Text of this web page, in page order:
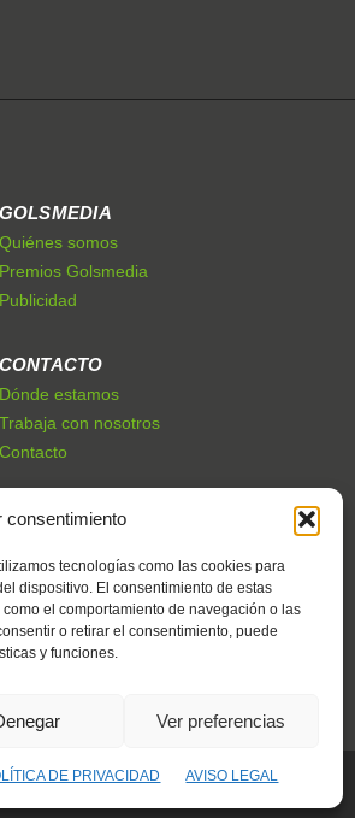
consentimiento
tecnologías como las cookies para
dispositivo. El consentimiento de estas
el comportamiento de navegación o las
o retirar el consentimiento, puede
y funciones.
Ver preferencias
DE PRIVACIDAD AVISO LEGAL
GOLSMEDIA
Quiénes somos
Premios Golsmedia
Publicidad
CONTACTO
Dónde estamos
Trabaja con nosotros
Contacto